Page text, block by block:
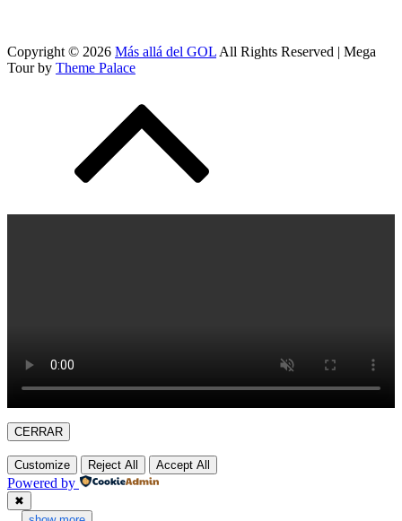
Copyright © 2026 Más allá del GOL All Rights Reserved | Mega
Tour by Theme Palace
CERRAR
Customize Reject All Accept All
Powered by
✖